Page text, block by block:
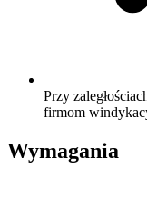
Przy
firmom
Wymagania